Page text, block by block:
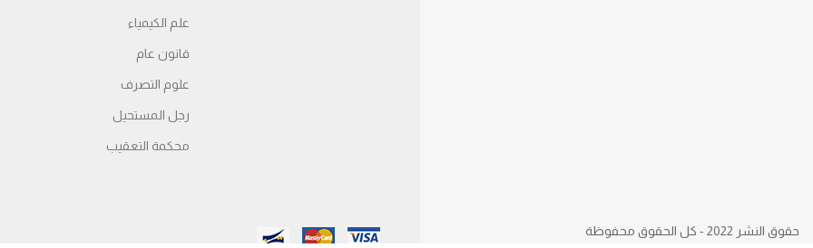
علم الكيمياء
قانون عام
علوم التصرف
رجل المستحيل
محكمة التعقیب
حقوق النشر 2022 - كل الحقوق محفوظة